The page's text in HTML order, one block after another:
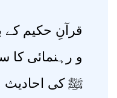
قرآنِ حکیم کے
و رہنمائی کا
ﷺ کی